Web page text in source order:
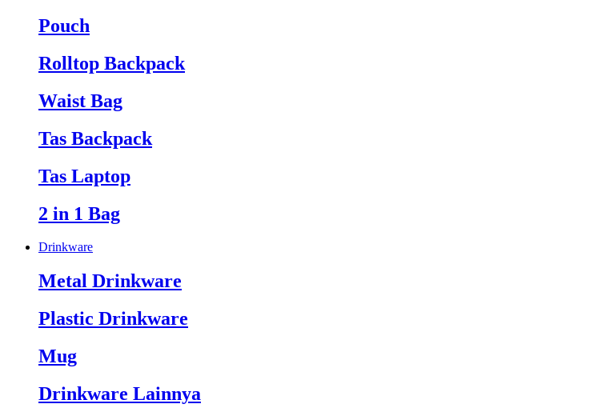
Pouch
Rolltop Backpack
Waist Bag
Tas Backpack
Tas Laptop
2 in 1 Bag
Drinkware
Metal Drinkware
Plastic Drinkware
Mug
Drinkware Lainnya